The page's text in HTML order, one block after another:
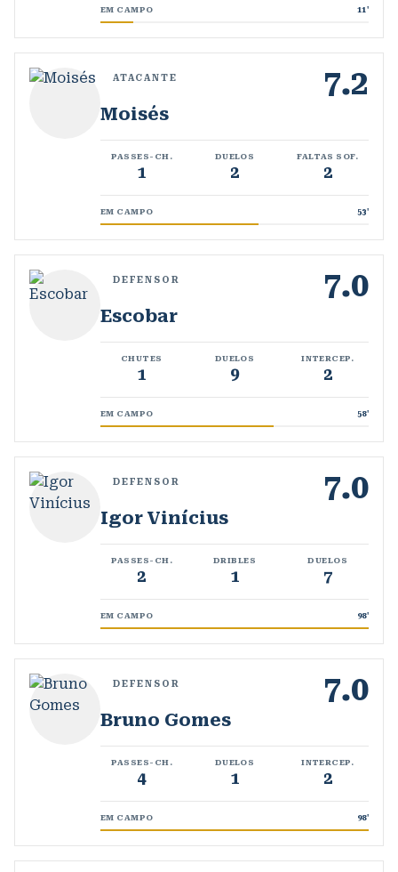
EM CAMPO 11'
ATACANTE 7.2
Moisés
PASSES-CH.
1
DUELOS
2
FALTAS SOF.
2
EM CAMPO 53'
DEFENSOR 7.0
Escobar
CHUTES
1
DUELOS
9
INTERCEP.
2
EM CAMPO 58'
DEFENSOR 7.0
Igor Vinícius
PASSES-CH.
2
DRIBLES
1
DUELOS
7
EM CAMPO 98'
DEFENSOR 7.0
Bruno Gomes
PASSES-CH.
4
DUELOS
1
INTERCEP.
2
EM CAMPO 98'